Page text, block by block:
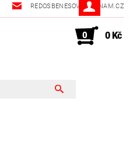
REDOSBENESOV@SEZNAM.CZ
0 0 Kč